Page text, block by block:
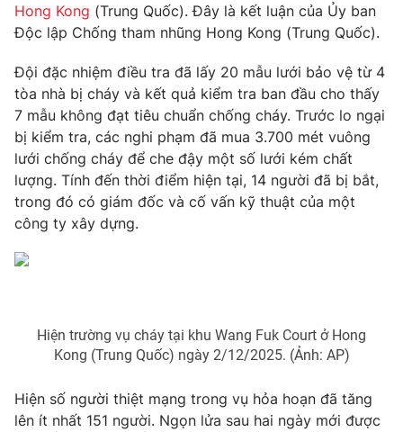
Hậu trường
Nhân vật
Khán giả
Giải sao mai
Điện ảnh
Âm nhạc
Sao
Đời sống
Du lịch
Làm đẹp
Chất lượng cuộc sống
Giáo dục
Tuyển sinh
Học trực tuyến
Công nghệ
Hitech Công nghệ tương lai
Sản phẩm
Thị trường
Giao lưu trực tuyến
Lịch phát sóng
Emagazine Podcast
Photo Infographic
Hong Kong (Trung Quốc). Đây là kết luận của Ủy ban
Độc lập Chống tham nhũng Hong Kong (Trung Quốc).
Đội đặc nhiệm điều tra đã lấy 20 mẫu lưới bảo vệ từ 4
tòa nhà bị cháy và kết quả kiểm tra ban đầu cho thấy
7 mẫu không đạt tiêu chuẩn chống cháy. Trước lo ngại
bị kiểm tra, các nghi phạm đã mua 3.700 mét vuông
lưới chống cháy để che đậy một số lưới kém chất
lượng. Tính đến thời điểm hiện tại, 14 người đã bị bắt,
trong đó có giám đốc và cố vấn kỹ thuật của một
công ty xây dựng.
Hiện trường vụ cháy tại khu Wang Fuk Court ở Hong
Kong (Trung Quốc) ngày 2/12/2025. (Ảnh: AP)
Hiện số người thiệt mạng trong vụ hỏa hoạn đã tăng
lên ít nhất 151 người. Ngọn lửa sau hai ngày mới được